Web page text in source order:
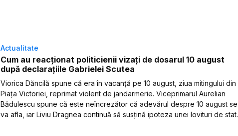
Actualitate
Cum au reacționat politicienii vizați de dosarul 10 august
după declarațiile Gabrielei Scutea
Viorica Dăncilă spune că era în vacanță pe 10 august, ziua mitingului din
Piața Victoriei, reprimat violent de jandarmerie. Viceprimarul Aurelian
Bădulescu spune că este neîncrezător că adevărul despre 10 august se
va afla, iar Liviu Dragnea continuă să susțină ipoteza unei lovituri de stat.